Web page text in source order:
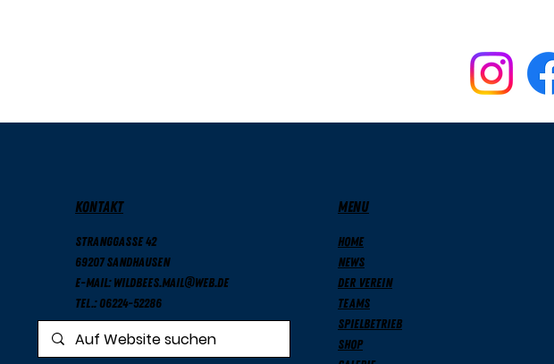
KONTAKT
Stranggasse 42
69207 Sandhausen
E-Mail: wildbees.mail@web.de
Tel.: 06224-52286
MENU
Home
News
Der Verein
Teams
Spielbetrieb
Shop